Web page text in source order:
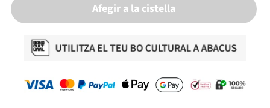
Afegir a la cistella